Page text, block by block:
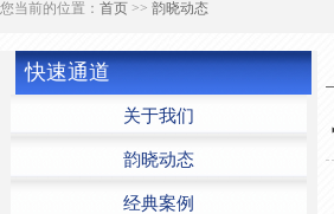
您当前的位置： 首页 >> 韵晓动态
快速通道
关于我们
韵晓动态
经典案例